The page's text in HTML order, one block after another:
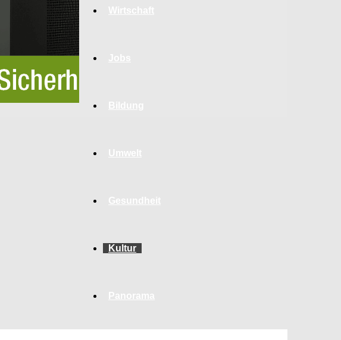
Umwelt
Gesundheit
Kultur
Panorama